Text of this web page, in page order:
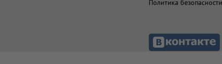
Политика безопасности